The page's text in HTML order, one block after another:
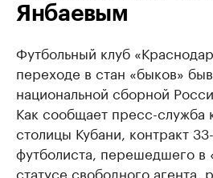
Янбаевым
Футбольный клуб
переходе в стан «быков»
национальной сборной
Как сообщает пресс-служба
столицы Кубани, контракт
футболиста, перешедшего в
статусе свободного агента,